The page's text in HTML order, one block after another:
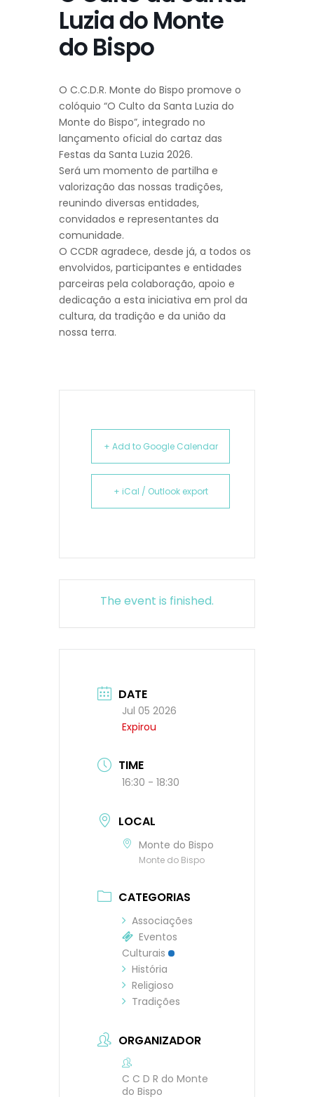
Luzia do Monte
do Bispo
O C.C.D.R. Monte do Bispo promove o
colóquio “O Culto da Santa Luzia do
Monte do Bispo”, integrado no
lançamento oficial do cartaz das
Festas da Santa Luzia 2026.
Será um momento de partilha e
valorização das nossas tradições,
reunindo diversas entidades,
convidados e representantes da
comunidade.
O CCDR agradece, desde já, a todos os
envolvidos, participantes e entidades
parceiras pela colaboração, apoio e
dedicação a esta iniciativa em prol da
cultura, da tradição e da união da
nossa terra.
+ Add to Google Calendar
+ iCal / Outlook export
The event is finished.
DATE
Jul 05 2026
Expirou
TIME
16:30 - 18:30
LOCAL
Monte do Bispo
Monte do Bispo
CATEGORIAS
Associações
Eventos
Culturais
História
Religioso
Tradições
ORGANIZADOR
C C D R do Monte
do Bispo